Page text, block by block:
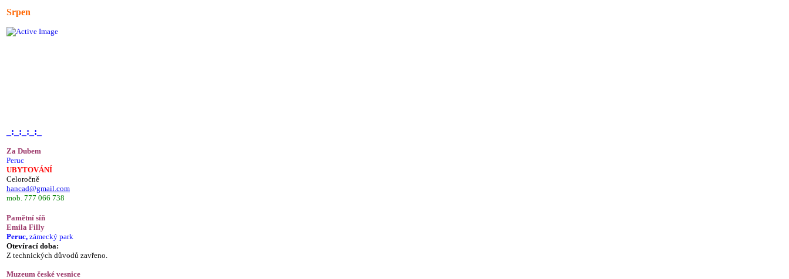
Srpen
_:_:_:_:_
Za Dubem
Peruc
UBYTOVÁNÍ
Celoročně
hancad@gmail.com
mob. 777 066 738
Pamětní síň
Emila Filly
Peruc, zámecký park
Otevírací doba:
Z technických důvodů zavřeno.
Muzeum české vesnice